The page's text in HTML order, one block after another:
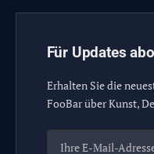
Für Updates
Erhalten Sie die
FooBar über Kunst,